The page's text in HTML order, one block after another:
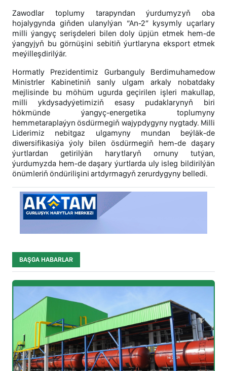
Zawodlar toplumy tarapyndan ýurdumyzyň oba
hojalygynda giňden ulanylýan “An-2” kysymly uçarlary
milli ýangyç serişdeleri bilen doly üpjün etmek hem-de
ýangyjyň bu görnüşini sebitiň ýurtlaryna eksport etmek
meýilleşdirilýär.
Hormatly Prezidentimiz Gurbanguly Berdimuhamedow
Ministrler Kabinetiniň sanly ulgam arkaly nobatdaky
mejlisinde bu möhüm ugurda geçirilen işleri makullap,
milli ykdysadyýetimiziň esasy pudaklarynyň biri
hökmünde ýangyç-energetika toplumyny
hemmetaraplaýyn ösdürmegiň wajypdygyny nygtady. Milli
Liderimiz nebitgaz ulgamyny mundan beýläk-de
diwersifikasiýa ýoly bilen ösdürmegiň hem-de daşary
ýurtlardan getirilýän harytlaryň ornuny tutýan,
ýurdumyzda hem-de daşary ýurtlarda uly isleg bildirilýän
önümleriň öndürilişini artdyrmagyň zerurdygyny belledi.
BAŞGA HABARLAR